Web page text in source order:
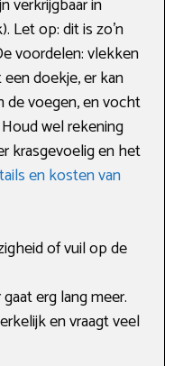
verkrijgbaar in
Let op: dit is zo’n
voordelen: vlekken
doekje, er kan
voegen, en vocht
wel rekening
krasgevoelig en het
en kosten van
of vuil op de
erg lang meer.
en vraagt veel